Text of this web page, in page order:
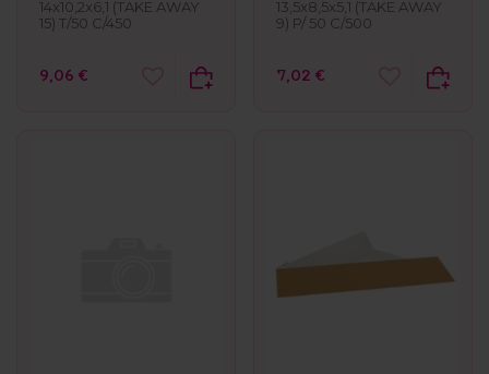
14x10,2x6,1 (TAKE AWAY
15) T/50 C/450
9,06 €
13,5x8,5x5,1 (TAKE AWAY
9) P/ 50 C/500
7,02 €